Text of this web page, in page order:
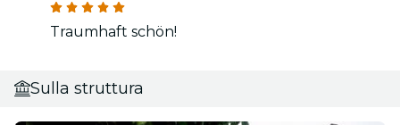
Traumhaft schön!
Sulla struttura